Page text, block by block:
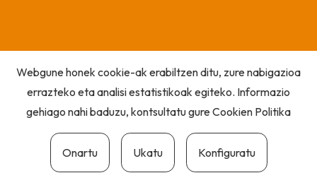
Webgune honek cookie-ak erabiltzen ditu, zure nabigazioa
errazteko eta analisi estatistikoak egiteko. Informazio
gehiago nahi baduzu, kontsultatu gureCookien Politika
Onartu Ukatu Konfiguratu